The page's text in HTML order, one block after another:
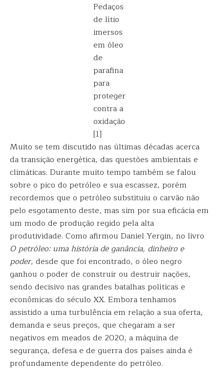
Pedaços
de lítio
imersos
em óleo
de
parafina
para
proteger
contra a
oxidação
[1]
Muito se tem discutido nas últimas décadas acerca
da transição energética, das questões ambientais e
climáticas. Durante muito tempo também se falou
sobre o pico do petróleo e sua escassez, porém
recordemos que o petróleo substituiu o carvão não
pelo esgotamento deste, mas sim por sua eficácia em
um modo de produção regido pela alta
produtividade. Como afirmou Daniel Yergin, no livro
O petróleo: uma história de ganância, dinheiro e
poder, desde que foi encontrado, o óleo negro
ganhou o poder de construir ou destruir nações,
sendo decisivo nas grandes batalhas políticas e
econômicas do século XX. Embora tenhamos
assistido a uma turbulência em relação a sua oferta,
demanda e seus preços, que chegaram a ser
negativos em meados de 2020, a máquina de
segurança, defesa e de guerra dos países ainda é
profundamente dependente do petróleo.